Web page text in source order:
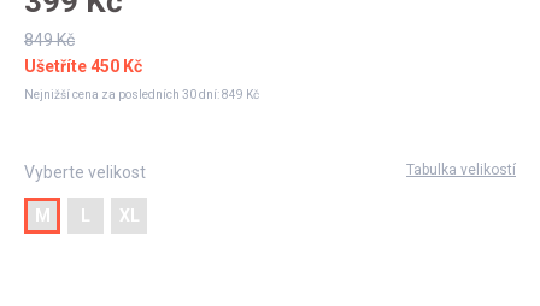
849 Kč
Ušetříte450 Kč
Nejnižší cena za posledních 30 dní:849 Kč
Vyberte velikost Tabulka velikostí
M XL